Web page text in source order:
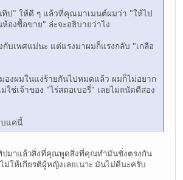
ป" ให้ดี ๆ แล้วที่คุณมาเมนต์ผมว่า "ให้ไป
องซื้อขาย" ล่ะจะอธิบายว่าไง
กับเพศแม่นะ แต่แรงมาผมก็แรงกลับ "เกลือ
องผมในแง่ร้ายกันไปหมดแล้ว ผมก็ไม่อยาก
ใช่เจ้าของ "ไร่สตอเบอรี่" เลยไม่ถนัดตีสอง
บแค่นี้
ปมาแล้วสิ่งที่คุณพูดสิ่งที่คุณทำมันชั่งตรงกัน
ม่ให้เกียรติผู้หญิงเลยเนาะ มันไม่ดีนะครับ